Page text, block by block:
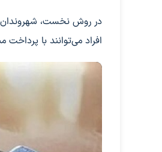
افراد می‌توانند با پرداخت مبلغی بین ۳۰۰ تا ۳۵۰ هزار تومان بسته کالابرگ